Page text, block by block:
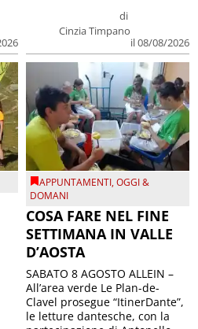
di
Cinzia Timpano
il 08/08/2026
APPUNTAMENTI,OGGI &
DOMANI
COSA FARE NEL FINE
SETTIMANA IN VALLE
D’AOSTA
SABATO 8 AGOSTO ALLEIN –
All’area verde Le Plan-de-
Clavel prosegue “ItinerDante”,
le letture dantesche, con la